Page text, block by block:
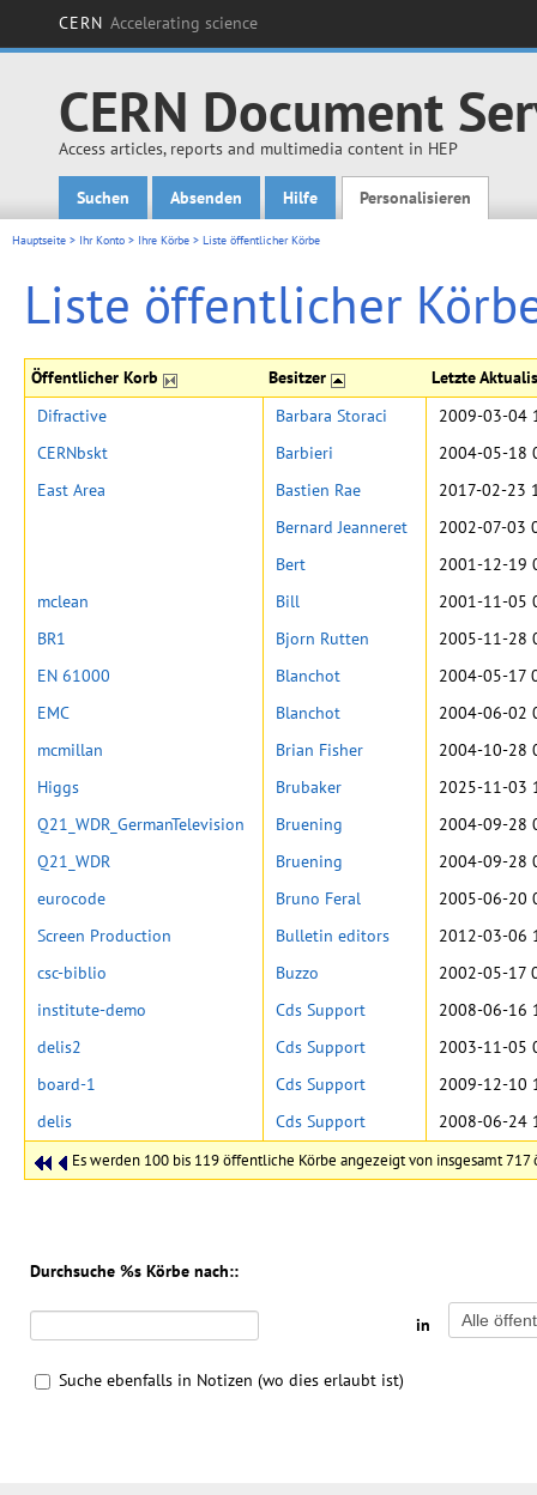
CERN Accelerating science
CERN Document
Access articles, reports and multimedia content in HEP
Main menu
Suchen Absenden Hilfe Personalisieren
Hauptseite > Ihr Konto > Ihre Körbe > Liste öffentlicher Körbe
Liste öffentlicher
Öffentlicher Korb Besitzer Letzte
Es werden 100 bis 119 öffentliche Körbe angezeigt von insgesamt
Difractive Barbara Storaci
2009-03-04
CERNbskt
Barbieri
2004-05-18
East Area
Bastien Rae
2017-02-23
Bernard Jeanneret
2002-07-03
Bert
2001-12-19
mclean
Bill
2001-11-05
BR1
Bjorn Rutten
2005-11-28
EN 61000
Blanchot
2004-05-17
EMC
Blanchot
2004-06-02
mcmillan
Brian Fisher
2004-10-28
Higgs
Brubaker
2025-11-03
Q21_WDR_GermanTelevision
Bruening
2004-09-28
Q21_WDR
Bruening
2004-09-28
eurocode
Bruno Feral
2005-06-20
Screen Production
Bulletin editors
2012-03-06
csc-biblio
Buzzo
2002-05-17
institute-demo
Cds Support
2008-06-16
delis2
Cds Support
2003-11-05
board-1
Cds Support
2009-12-10
delis
Cds Support 2008-06-24
Durchsuche %s Körbe nach::
in
Suche ebenfalls in Notizen (wo dies erlaubt ist)